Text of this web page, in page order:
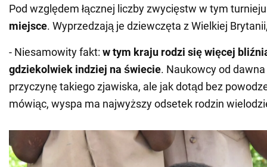
Pod względem łącznej liczby zwycięstw w tym
miejsce. Wyprzedzają je dziewczęta z Wielkiej
- Niesamowity fakt: w tym kraju rodzi się więcej
gdziekolwiek indziej na świecie. Naukowcy od
przyczynę takiego zjawiska, ale jak dotąd bez
mówiąc, wyspa ma najwyższy odsetek rodzin